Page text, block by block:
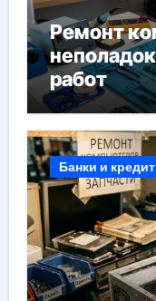
Ремонт
работ
Банки и